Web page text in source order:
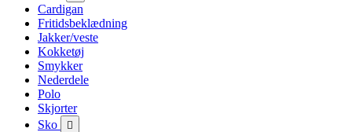
Cardigan
Fritidsbeklædning
Jakker/veste
Kokketøj
Smykker
Nederdele
Polo
Skjorter
Sko
